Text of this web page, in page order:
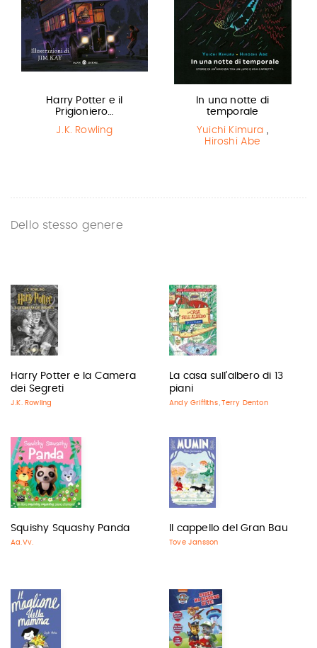
Harry Potter e il
Prigioniero…
J.K. Rowling
In una notte di
temporale
Yuichi Kimura ,
Hiroshi Abe
Dello stesso genere
Harry Potter e la Camera
dei Segreti
J.K. Rowling
La casa sull'albero di 13
piani
Andy Griffiths, Terry Denton
Squishy Squashy Panda
Aa.Vv.
Il cappello del Gran Bau
Tove Jansson